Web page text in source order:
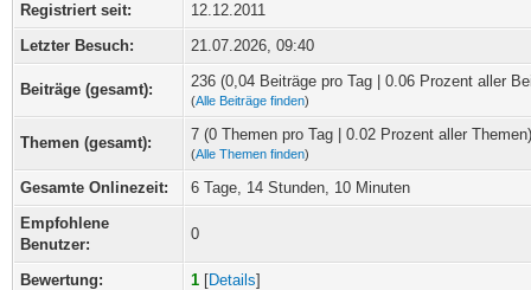
Registriert seit:
12.12.2011
Letzter Besuch:
21.07.2026, 09:40
Beiträge (gesamt): 236 (0,04 Beiträge pro Tag | 0.06 Prozent aller
(Alle Beiträge finden)
Themen (gesamt): 7 (0 Themen pro Tag | 0.02 Prozent aller Themen)
(Alle Themen finden)
Gesamte Onlinezeit:
6 Tage, 14 Stunden, 10 Minuten
Empfohlene
Benutzer:
0
Bewertung: 1 [Details]